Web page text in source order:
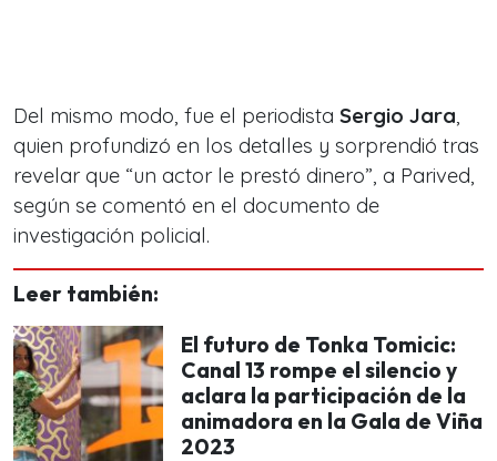
Del mismo modo, fue el periodista Sergio Jara,
quien profundizó en los detalles y sorprendió tras
revelar que “un actor le prestó dinero”, a Parived,
según se comentó en el documento de
investigación policial.
Leer también:
El futuro de Tonka Tomicic:
Canal 13 rompe el silencio y
aclara la participación de la
animadora en la Gala de Viña
2023